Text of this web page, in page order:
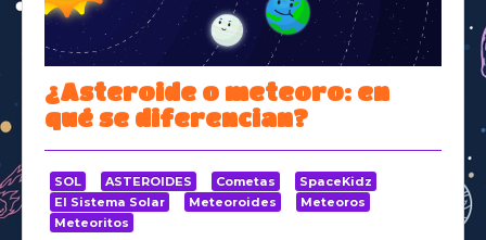
Space Kidz
¿Asteroide o meteoro: en
qué se diferencian?
SOL ASTEROIDES Cometas
SpaceKidz
El Sistema Solar
Meteoroides
Meteoros
Meteoritos